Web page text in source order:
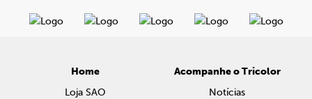
Home
Loja SAO
Acompanhe o Tricolor
Notícias